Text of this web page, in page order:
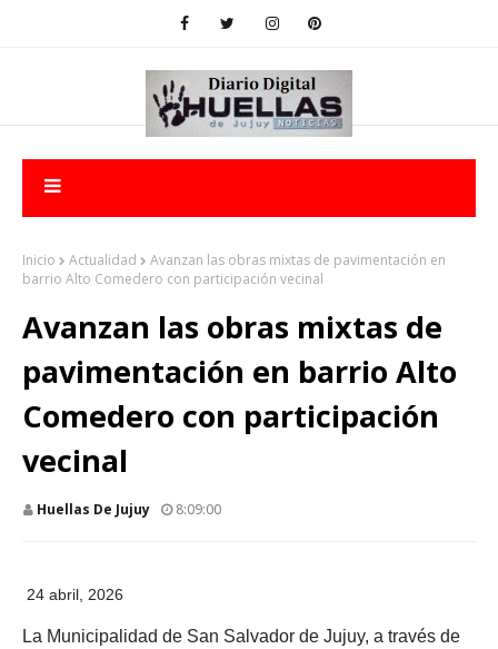
Inicio Actualidad
Avanzan las obras mixtas de pavimentación en
barrio Alto Comedero con participación vecinal
Avanzan las obras mixtas de
pavimentación en barrio Alto
Comedero con participación
vecinal
Huellas De Jujuy 8:09:00
24 abril, 2026
La Municipalidad de San Salvador de Jujuy, a través de